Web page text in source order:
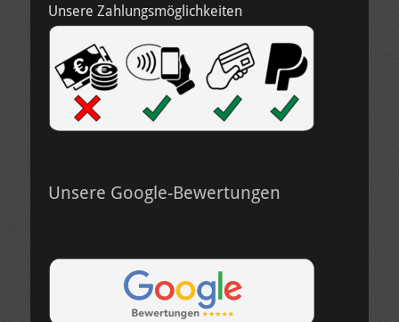
Unsere Zahlungsmöglichkeiten
Unsere Google-Bewertungen